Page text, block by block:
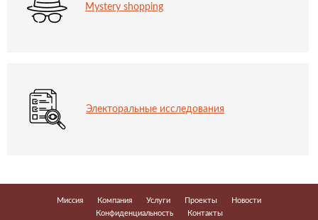
Mystery shopping
Электоральные исследования
Миссия Компания Услуги Проекты
Новости
Конфиденциальность
Контакты